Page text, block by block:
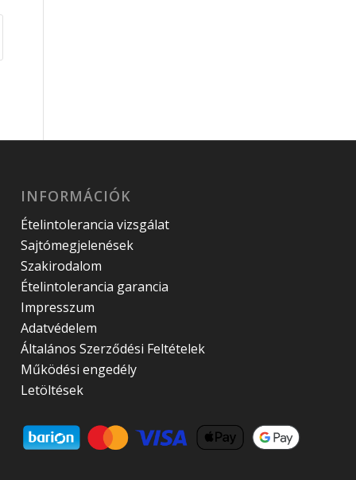
INFORMÁCIÓK
Ételintolerancia vizsgálat
Sajtómegjelenések
Szakirodalom
Ételintolerancia garancia
Impresszum
Adatvédelem
Általános Szerződési Feltételek
Működési engedély
Letöltések